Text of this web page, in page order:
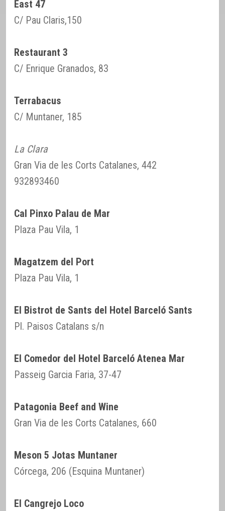
East 47
C/ Pau Claris,150
Restaurant 3
C/ Enrique Granados, 83
Terrabacus
C/ Muntaner, 185
La Clara
Gran Via de les Corts Catalanes, 442
932893460
Cal Pinxo Palau de Mar
Plaza Pau Vila, 1
Magatzem del Port
Plaza Pau Vila, 1
El Bistrot de Sants del Hotel Barceló Sants
Pl. Paisos Catalans s/n
El Comedor del Hotel Barceló Atenea Mar
Passeig Garcia Faria, 37-47
Patagonia Beef and Wine
Gran Via de les Corts Catalanes, 660
Meson 5 Jotas Muntaner
Córcega, 206 (Esquina Muntaner)
El Cangrejo Loco